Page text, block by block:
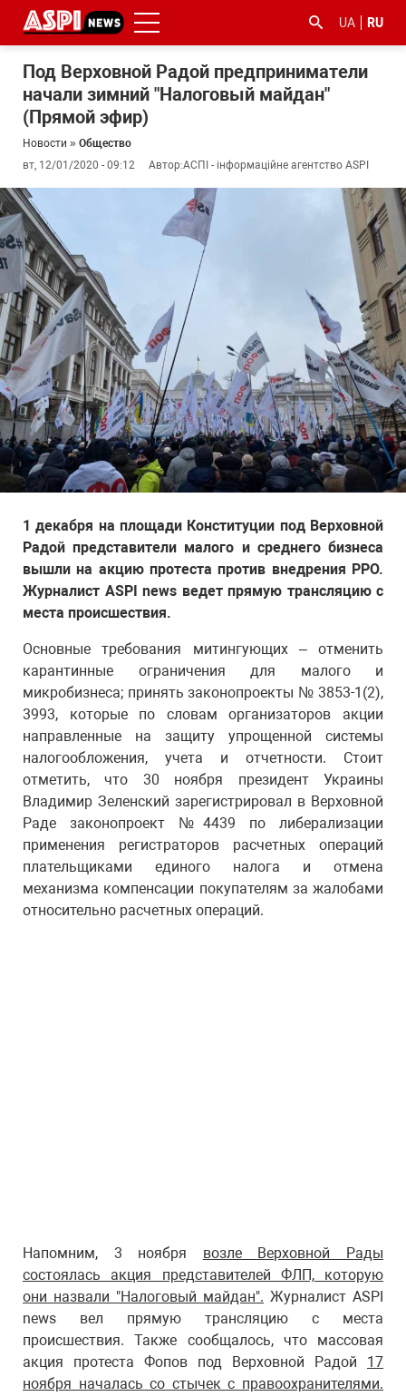
UA RU
Под Верховной Радой предприниматели
начали зимний "Налоговый майдан"
(Прямой эфир)
Новости » Общество
вт, 12/01/2020 - 09:12
Автор:АСПІ - інформаційне агентство ASPI
1 декабря на площади Конституции под Верховной
Радой представители малого и среднего бизнеса
вышли на акцию протеста против внедрения РРО.
Журналист ASPI news ведет прямую трансляцию с
места происшествия.
Основные требования митингующих – отменить
карантинные ограничения для малого и
микробизнеса; принять законопроекты № 3853-1(2),
3993, которые по словам организаторов акции
направленные на защиту упрощенной системы
налогообложения, учета и отчетности. Стоит
отметить, что 30 ноября президент Украины
Владимир Зеленский зарегистрировал в Верховной
Раде законопроект №4439 по либерализации
применения регистраторов расчетных операций
плательщиками единого налога и отмена
механизма компенсации покупателям за жалобами
относительно расчетных операций.
Напомним, 3 ноября возле Верховной Рады
состоялась акция представителей ФЛП, которую
они назвали "Налоговый майдан". Журналист ASPI
news вел прямую трансляцию с места
происшествия. Также сообщалось, что массовая
акция протеста Фопов под Верховной Радой 17
ноября началась со стычек с правоохранителями.
#ООС
корупцією
#Киев #коронавірус